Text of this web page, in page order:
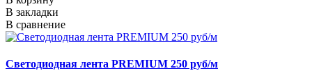
В закладки
В сравнение
Светодиодная лента PREMIUM 250 руб/м